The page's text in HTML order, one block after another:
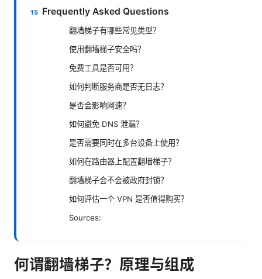
Frequently Asked Questions
翻墙梯子有哪些常见类型？
使用翻墙梯子安全吗？
免费工具是否可用？
如何判断服务商是否无日志？
是否会影响网速？
如何避免 DNS 泄漏？
是否需要同时在多台设备上使用？
如何在路由器上配置翻墙梯子？
翻墙梯子会不会被政府封锁？
如何评估一个 VPN 是否值得购买？
Sources:
何谓翻墙梯子？原理与组成